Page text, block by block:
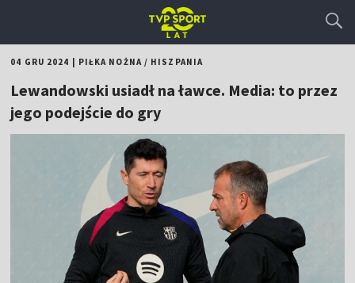
04 GRU 2024 PIŁKA NOŻNA/ HISZPANIA
Lewandowski usiadł na ławce. Media: to przez
jego podejście do gry